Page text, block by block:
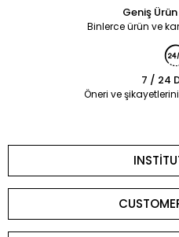
Geniş
Binlerce ürün ve
7 / 24
Öneri ve